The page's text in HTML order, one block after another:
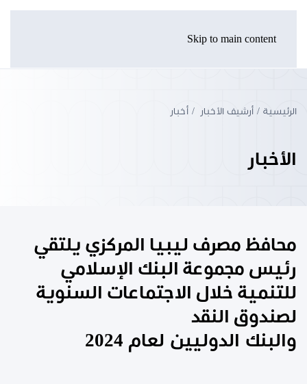
Skip to main content
الرئيسية أرشيف الأخبار أخبار
الأخبار
محافظ مصرف ليبيا المركزي يلتقي
رئيس مجموعة البنك الإسلامي
للتنمية خلال الاجتماعات السنوية
لصندوق النقد
والبنك الدوليين لعام 2024